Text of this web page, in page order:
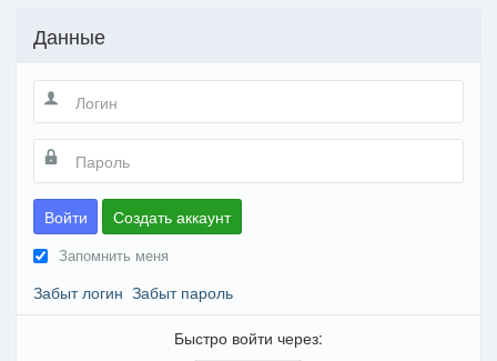
Данные
Войти Создать аккаунт
Запомнить меня
Забыт логин Забыт пароль
Быстро войти через: